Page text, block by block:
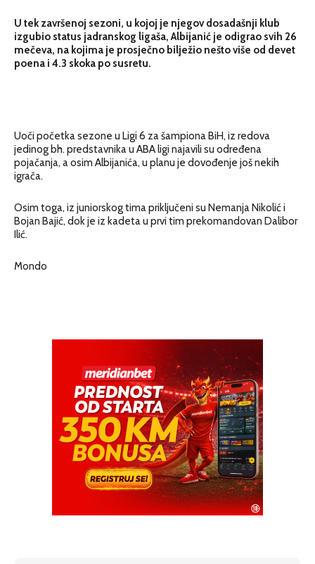
U tek završenoj sezoni, u kojoj je njegov dosadašnji klub
izgubio status jadranskog ligaša, Albijanić je odigrao svih 26
mečeva, na kojima je prosječno bilježio nešto više od devet
poena i 4.3 skoka po susretu.
Uoči početka sezone u Ligi 6 za šampiona BiH, iz redova
jedinog bh. predstavnika u ABA ligi najavili su određena
pojačanja, a osim Albijanića, u planu je dovođenje još nekih
igrača.
Osim toga, iz juniorskog tima priključeni su Nemanja Nikolić i
Bojan Bajić, dok je iz kadeta u prvi tim prekomandovan Dalibor
Ilić.
Mondo